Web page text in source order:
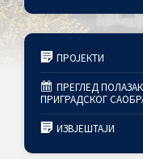
ПРОЈЕКТИ
ПРЕГЛЕД
ПРИГРАДСКОГ
ИЗВЈЕШТАЈИ